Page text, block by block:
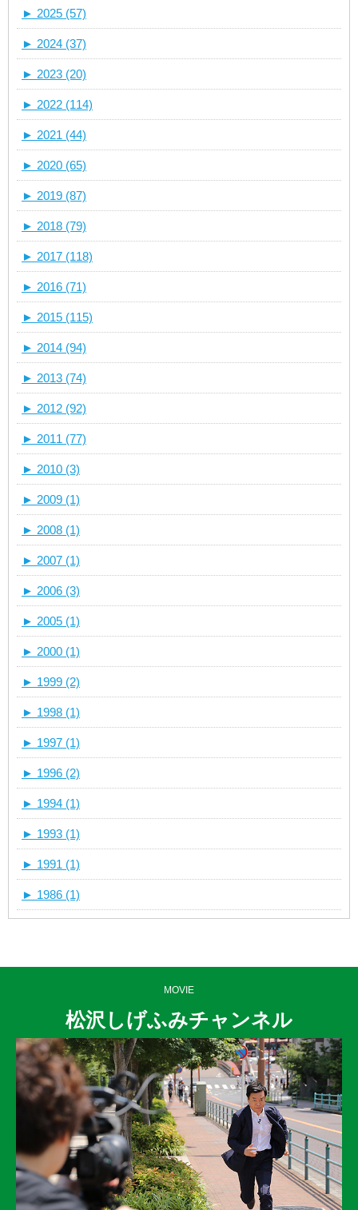
► 2025 (57)
► 2024 (37)
► 2023 (20)
► 2022 (114)
► 2021 (44)
► 2020 (65)
► 2019 (87)
► 2018 (79)
► 2017 (118)
► 2016 (71)
► 2015 (115)
► 2014 (94)
► 2013 (74)
► 2012 (92)
► 2011 (77)
► 2010 (3)
► 2009 (1)
► 2008 (1)
► 2007 (1)
► 2006 (3)
► 2005 (1)
► 2000 (1)
► 1999 (2)
► 1998 (1)
► 1997 (1)
► 1996 (2)
► 1994 (1)
► 1993 (1)
► 1991 (1)
► 1986 (1)
MOVIE
松沢しげふみチャンネル